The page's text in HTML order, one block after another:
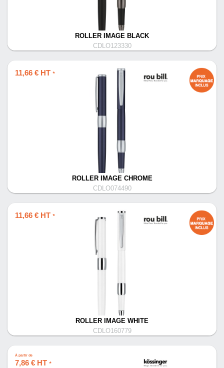
ROLLER IMAGE BLACK
CDLO123330
11,66 € HT *
ROLLER IMAGE CHROME
CDLO074490
11,66 € HT *
ROLLER IMAGE WHITE
CDLO160779
À partir de
7,86 € HT *